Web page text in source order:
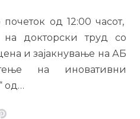
од 12:00 часот,
докторски труд со
и зајакнување на АБ
на иновативни
од…
Pinterest